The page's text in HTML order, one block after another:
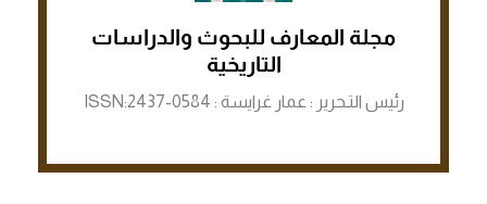
مجلة المعارف للبحوث والدراسات
التاريخية
رئيس التـحرير : عمار غرايسة : ISSN:2437-0584
الرابط لمنصة ASJP